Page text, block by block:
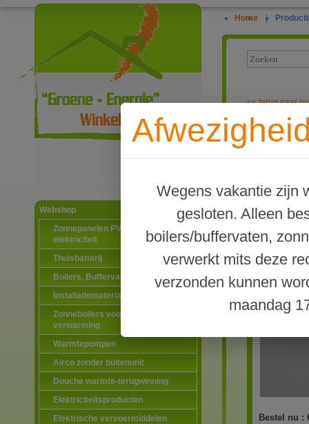
Webshop
Zonnepanelen PV-systemen
elektriciteit
Thuisbatterij
Boilers, Buffervaten en toebehoren
Installatiematerialen
Zonneboilers voor warmtapwater en
verwarming
Warmtepompen
Airco zonder buitenunit
Douche warmte-terugwinning
Elektriciteitsproducten
Elektrische vervoermiddelen
Home |
Wegens vakantie zijn
gesloten. Alleen
boilers/buffervaten,
verwerkt mits deze
verzonden kunnen
maandag
<<terug naar
3-standen
Bestel nu :